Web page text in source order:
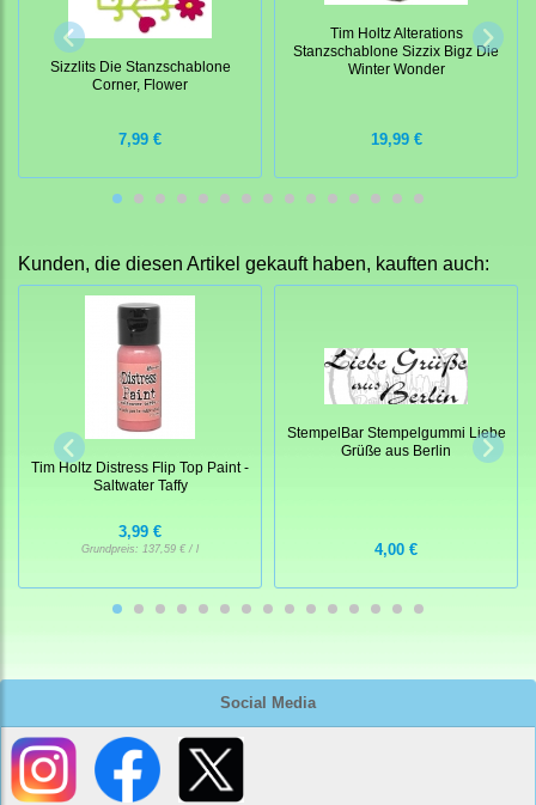
Social Media
Sizzlits Die Stanzschablone
Corner, Flower
7,99 €
Tim Holtz Alterations
Stanzschablone Sizzix Bigz Die
Winter Wonder
19,99 €
Kunden, die diesen Artikel gekauft haben, kauften auch:
Tim Holtz Distress Flip Top Paint -
Saltwater Taffy
3,99 €
Grundpreis: 137,59 € / l
StempelBar Stempelgummi Liebe
Grüße aus Berlin
4,00 €